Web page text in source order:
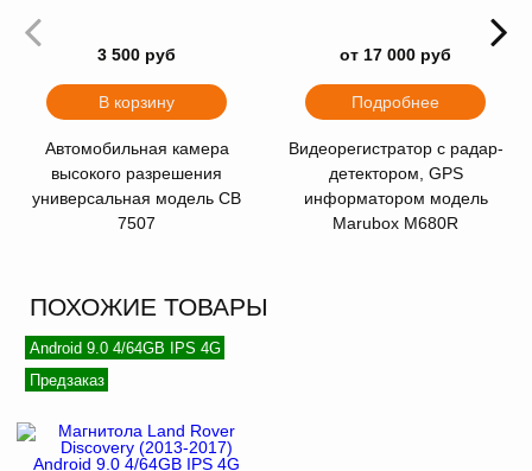
3 500 руб
В корзину
Автомобильная камера
высокого разрешения
универсальная модель CB
7507
от 17 000 руб
Подробнее
Видеорегистратор с радар-
детектором, GPS
информатором модель
Marubox M680R
ПОХОЖИЕ ТОВАРЫ
Android 9.0 4/64GB IPS 4G
Предзаказ